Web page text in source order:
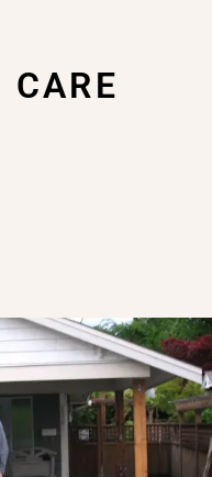
CARE